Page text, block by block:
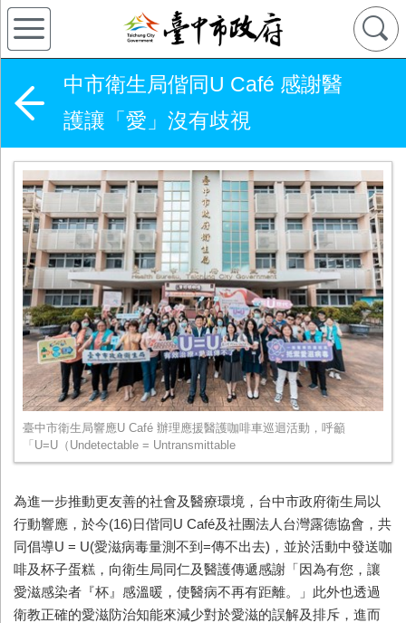
中市衛生局偕同U Café 感謝醫
護讓「愛」沒有歧視
臺中市衛生局響應U Café 辦理應援醫護咖啡車巡迴活動，呼籲
「U=U（Undetectable = Untransmittable
為進一步推動更友善的社會及醫療環境，台中市政府衛生局以
行動響應，於今(16)日偕同U Café及社團法人台灣露德協會，共
同倡導U = U(愛滋病毒量測不到=傳不出去)，並於活動中發送咖
啡及杯子蛋糕，向衛生局同仁及醫護傳遞感謝「因為有您，讓
愛滋感染者『杯』感溫暖，使醫病不再有距離。」此外也透過
衛教正確的愛滋防治知能來減少對於愛滋的誤解及排斥，進而